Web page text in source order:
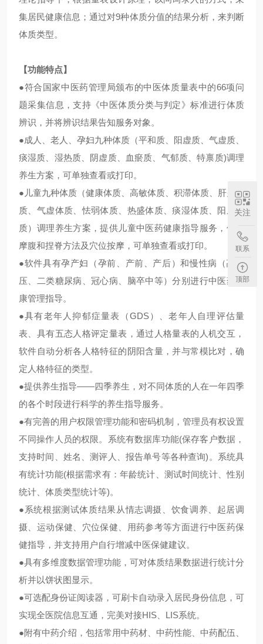
集居民健康信息；通过对9种体质分值的结果分析，来判断
体质类型。
【功能特点】
●符合国家中医药管理局颁布的中医体质量表中的66项问
题采集信息，支持《中医体质分类与判定》标准进行体质
辨识，并将辨识结果告知服务对象。
●成人、老人、孕妇九种体质（平和质、阳虚质、气虚质、
痰湿质、湿热质、阴虚质、血瘀质、气郁质、特禀质)调理
养生方案，可单独查看或打印。
● 儿童九种体质（健康体质、高敏体质、积滞体质、肝火体
质、气虚体质、怯弱体质、热盛体质、痰湿体质、阳虚体
质）调理养生方案，提供儿童中医药健康指导服务，传授
摩腹和捏脊方法及穴位按摩，可单独查看或打印。
●软件具有孕产妇（孕前、产前、产后）和慢性病（高血
压、二类糖尿病、冠心病、脑卒中等）分别进行中医药健
康管理指导。
●具有老年人抑郁症量表（GDS）、老年人自理评估量
表、具有五态人格评定量表，通过人格量表的人机交互，
软件自动分析各人格特征的阴阳含量，并与常模比对，确
定人格特征的类型。
●提供养生指导——四季养生，对不同体质的人在一年四季
的各个时段进行科学的养生指导服务。
●有完善的用户权限管理功能和密码机制，管理员有权设置
不同操作人员的权限。系统有数据库功能(保存客户数据，
支持时间、姓名、测评人、报告单号等各种查询) 。系统具
有统计功能(根据需求有：年龄统计、测试时间统计、性别
统计、体质类型统计等)。
●系统根据测试体质结果从情志调摄、饮食调养、起居调
摄、运动保健、穴位保健、用药参考等方面进行中医药保
健指导，并支持用户自行增减中医保健建议。
●具有多维度数据管理功能，可对体质结果数据进行统计分
析并以饼状图显示。
●可选配身份证阅读器，可刷卡自动录入居民身份信息，可
实现全医院信息互通，完美对接HIS LIS系统。
●附有中药介绍，包括常用中药材、中药性能、中药配伍、
关注
联系
顶部